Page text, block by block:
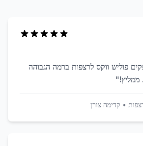
פוליש ווקס לרצפות ברמה הגבוהה
ממליץ!"
• קדימה צורן